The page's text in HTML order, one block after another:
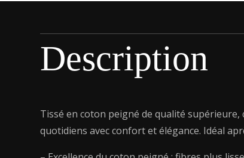
Description
Tissé en coton peigné de qualité
quotidiens avec confort et élégance. Idéal